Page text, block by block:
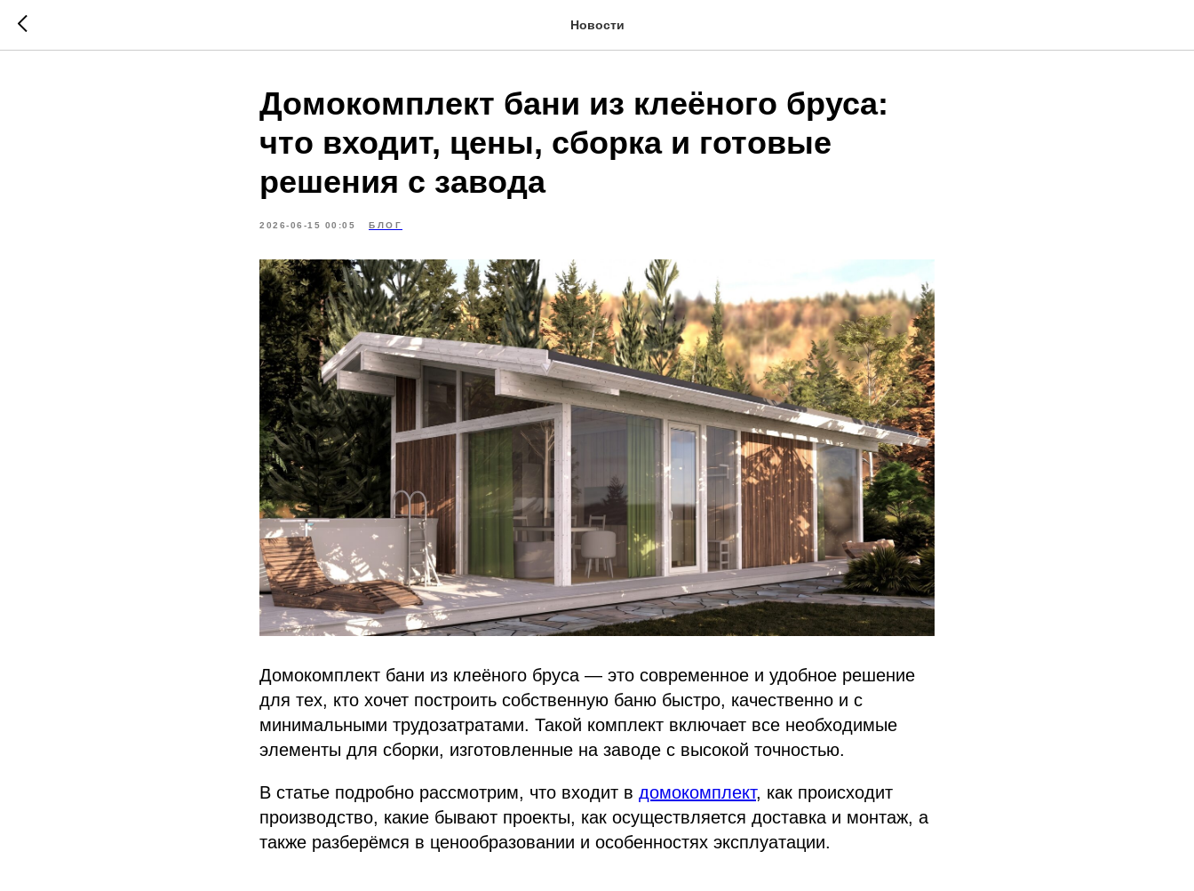
Новости
Домокомплект бани из клеёного бруса:
что входит, цены, сборка и готовые
решения с завода
2026-06-15 00:05 БЛОГ
Домокомплект бани из клеёного бруса — это современное и удобное решение
для тех, кто хочет построить собственную баню быстро, качественно и с
минимальными трудозатратами. Такой комплект включает все необходимые
элементы для сборки, изготовленные на заводе с высокой точностью.
В статье подробно рассмотрим, что входит в домокомплект, как происходит
производство, какие бывают проекты, как осуществляется доставка и монтаж, а
также разберёмся в ценообразовании и особенностях эксплуатации.